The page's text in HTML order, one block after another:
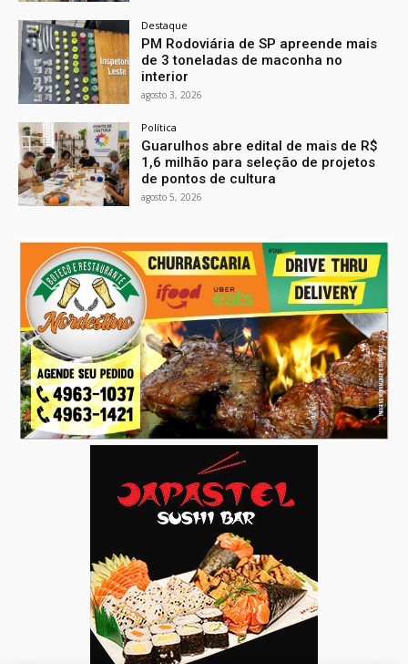
Destaque
PM Rodoviária de SP apreende mais
de 3 toneladas de maconha no
interior
agosto 3, 2026
Política
Guarulhos abre edital de mais de R$
1,6 milhão para seleção de projetos
de pontos de cultura
agosto 5, 2026